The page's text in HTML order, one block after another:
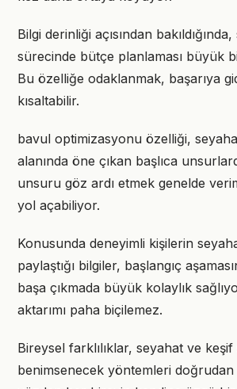
Bilgi derinliği açısından
sürecinde bütçe planlaması büyük
Bu özelliğe odaklanmak, başarıya
kısaltabilir.
bavul optimizasyonu özelliği,
alanında öne çıkan başlıca
unsuru göz ardı etmek genelde
yol açabiliyor.
Konusunda deneyimli kişilerin
paylaştığı bilgiler, başlangıç
başa çıkmada büyük kolaylık
aktarımı paha biçilemez.
Bireysel farklılıklar, seyahat ve
benimsenecek yöntemleri